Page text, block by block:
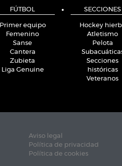
FÚTBOL
Primer equipo
Femenino
Sanse
Cantera
Zubieta
Liga Genuine
SECCIONES
Hockey
Atletismo
Pelota
Secciones
históricas
Veteranos
Aviso legal
Política de privacidad
Política de cookies